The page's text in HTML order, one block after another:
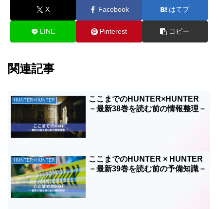
X Facebook はてブ
LINE Pinterest コピー
関連記事
HUNTER×HUNTER
ここまでのHUNTER×HUNTER
－最新38巻を読む前の情報整理－
HUNTER×HUNTER
ここまでのHUNTER × HUNTER
－最新39巻を読む前の予備知識－